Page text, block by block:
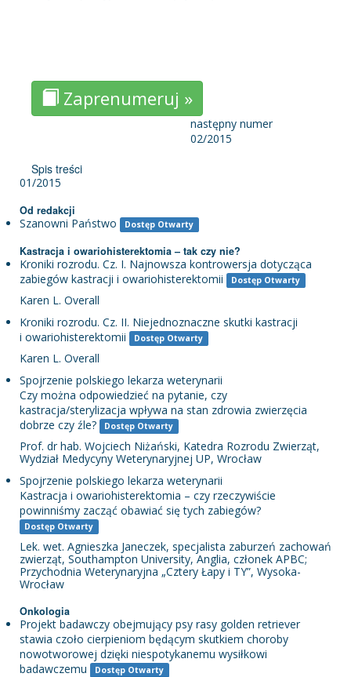
Zaprenumeruj »
następny numer
02/2015
Spis treści
01/2015
Od redakcji
Sza­now­ni Pań­stwo Dostęp Otwarty
Kastracja i owariohisterektomia – tak czy nie?
Kroniki rozrodu. Cz. I. Najnowsza kontrowersja dotycząca
zabiegów kastracji i owariohisterektomii
Dostęp Otwarty
Karen L. Overall
Kroniki rozrodu. Cz. II. Niejednoznaczne skutki kastracji
i owariohisterektomii
Dostęp Otwarty
Karen L. Overall
Spojrzenie polskiego lekarza weterynarii
Czy można odpowiedzieć na pytanie, czy
kastracja/sterylizacja wpływa na stan zdrowia zwierzęcia
dobrze czy źle?
Dostęp Otwarty
Prof. dr hab. Wojciech Niżański, Katedra Rozrodu Zwierząt,
Wydział Medycyny Weterynaryjnej UP, Wrocław
Spojrzenie polskiego lekarza weterynarii
Kastracja i owariohisterektomia – czy rzeczywiście
powinniśmy zacząć obawiać się tych zabiegów?
Dostęp Otwarty
Lek. wet. Agnieszka Janeczek, specjalista zaburzeń zachowań
zwierząt, Southampton University, Anglia, członek APBC;
Przychodnia Weterynaryjna „Cztery Łapy i TY”, Wysoka-
Wrocław
Onkologia
Projekt badawczy obejmujący psy rasy golden retriever
stawia czoło cierpieniom będącym skutkiem choroby
nowotworowej dzięki niespotykanemu wysiłkowi
badawczemu
Dostęp Otwarty